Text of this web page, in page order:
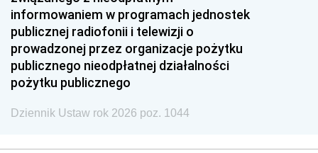
informowaniem w programach jednostek
publicznej radiofonii i telewizji o
prowadzonej przez organizacje pożytku
publicznego nieodpłatnej działalności
pożytku publicznego
Dziennik Ustaw rok 2026 poz. 1044